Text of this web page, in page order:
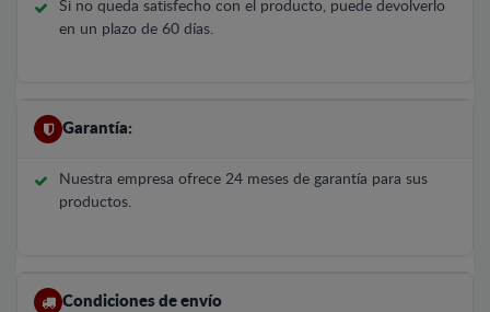
Si no queda satisfecho con el producto, puede devolverlo
en un plazo de 60 días.
Garantía:
Nuestra empresa ofrece 24 meses de garantía para sus
productos.
Condiciones de envío